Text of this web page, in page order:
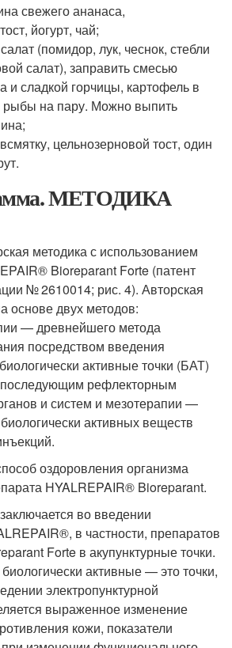
свежего ананаса,
йогурт, чай;
(помидор, лук, чеснок, стебли
салат), заправить смесью
и сладкой горчицы, картофель в
рыбы на пару. Можно выпить
цельнозерновой тост, один
МЕТОДИКА
методика с использованием
Bioreparant Forte (патент
№ 2610014; рис. 4). Авторская
основе двух методов:
— древнейшего метода
посредством введения
активные точки (БАТ)
последующим рефлекторным
и систем и мезотерапии —
активных веществ
оздоровления организма
HYALREPAIR® Bioreparant.
во введении
в частности, препаратов
Forte в акупунктурные точки.
активные — это точки,
электропунктурной
выраженное изменение
кожи, показатели